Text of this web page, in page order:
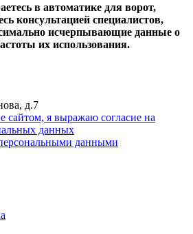
в автоматике для ворот,
консультацией специалистов,
исчерпывающие данные о
их использования.
д.7
сайтом, я выражаю согласие на
данных
данными